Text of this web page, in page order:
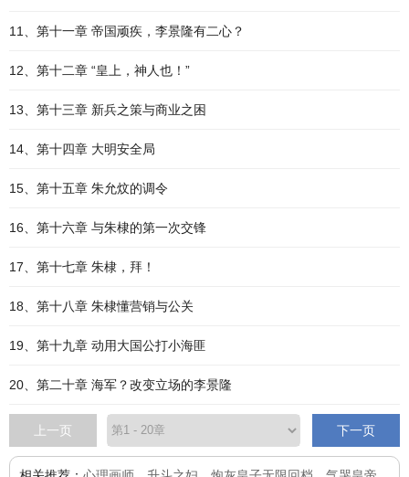
11、第十一章 帝国顽疾，李景隆有二心？
12、第十二章 “皇上，神人也！”
13、第十三章 新兵之策与商业之困
14、第十四章 大明安全局
15、第十五章 朱允炆的调令
16、第十六章 与朱棣的第一次交锋
17、第十七章 朱棣，拜！
18、第十八章 朱棣懂营销与公关
19、第十九章 动用大国公打小海匪
20、第二十章 海军？改变立场的李景隆
上一页 下一页